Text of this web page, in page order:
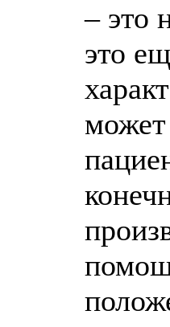
– это
это
может